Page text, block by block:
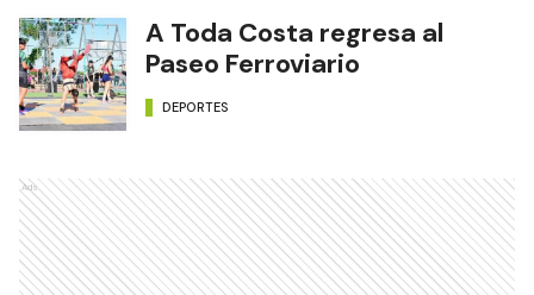
A Toda Costa regresa al
Paseo Ferroviario
DEPORTES
Ads